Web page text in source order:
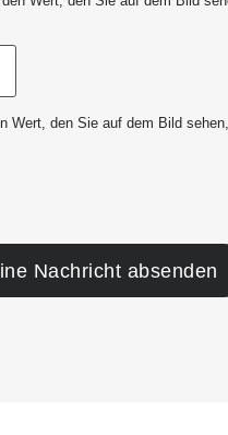
Wert, den Sie auf dem Bild
Nachricht absenden